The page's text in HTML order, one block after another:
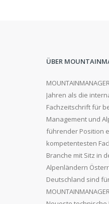
ÜBER
Jahren als die
Fachzeitschrift für
Management und
führender Position
kompetentesten
Branche mit Sitz in
Alpenländern
Deutschland sind